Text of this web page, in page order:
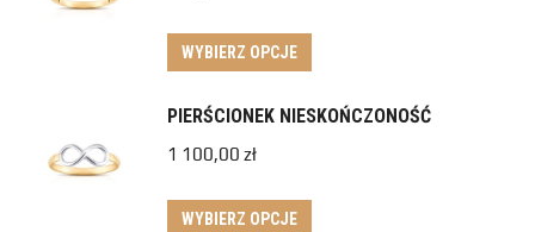
WYBIERZ OPCJE
PIERŚCIONEK NIESKOŃCZONOŚĆ
1 100,00 zł
WYBIERZ OPCJE